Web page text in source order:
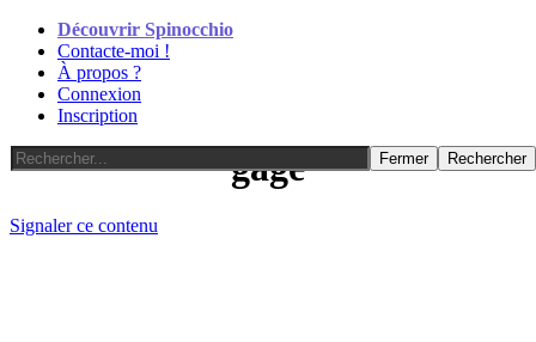
Découvrir Spinocchio
Contacte-moi !
À propos ?
Connexion
Inscription
Fermer Rechercher
gage
Signaler ce contenu